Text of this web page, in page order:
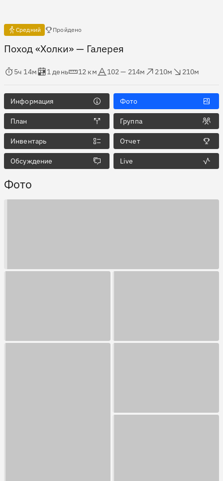
Средний Пройдено
Поход «Холки»— Галерея
в пути
5ч 14м
Оценка в днях
1 день
Дистанция
12 км
Абсолютная высота
102 — 214м
210м
210м
Информация Фото
План Группа
Инвентарь Отчет
Обсуждение Live
Фото